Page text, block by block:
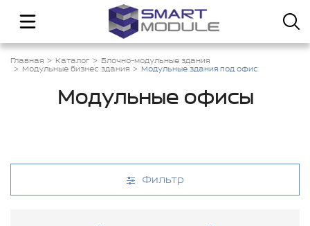
Главная Каталог
Блочно-модульные здания
Модульные бизнес здания
Модульные здания под офис
Модульные офисы
Фильтр